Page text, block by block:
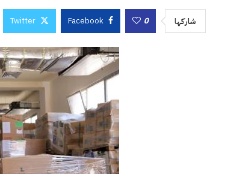
شاركها 0
Facebook
Twitter